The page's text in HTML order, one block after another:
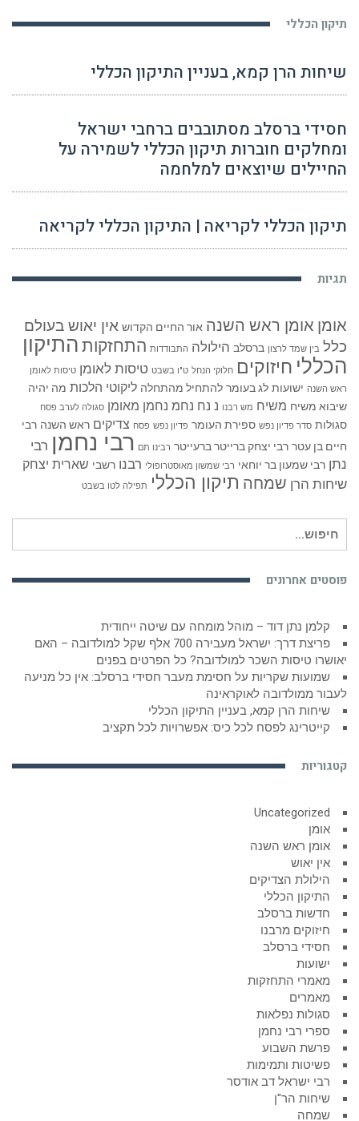
תיקון הכללי
שיחות הרן קמא, בעניין התיקון הכללי
חסידי ברסלב מסתובבים ברחבי ישראל
ומחלקים חוברות תיקון הכללי לשמירה על
החיילים שיוצאים למלחמה
תיקון הכללי לקריאה | התיקון הכללי לקריאה
תגיות
אומן אומן ראש השנה אור החיים הקדוש אין יאוש בעולם
כלל בין שמד לרצון ברסלב הילולה התבודדות התחזקות התיקון
הכללי חיזוקים חלוקי הנחל ט"ו בשבט טיסות לאומן טיסות לאומן
ראש השנה ישועות לג בעומר להתחיל מהתחלה ליקוטי הלכות מה יהיה
שיבוא משיח משיח מש רבנו נ נח נחמ נחמן מאומן סגולה לערב פסח
סגולות סדר פדיון נפש ספירת העומר פדיון נפש פסח צדיקים ראש השנה רבי
חיים בן עטר רבי יצחק ברייטר ברעייטר רבינו תם רבי נחמן רבי
נתן רבי שמעון בר יוחאי רבי שמשון מאוסטרופולי רבנו רשבי שארית יצחק
שיחות הרן שמחה תיקון הכללי תפילה לטו בשבט
עבור:
פוסטים אחרונים
קלמן נתן דוד – מוהל מומחה עם שיטה ייחודית
פריצת דרך: ישראל מעבירה 700 אלף שקל למולדובה – האם
יאושרו טיסות השכר למולדובה? כל הפרטים בפנים
שמועות שקריות על חסימת מעבר חסידי ברסלב: אין כל מניעה
לעבור ממולדובה לאוקראינה
שיחות הרן קמא, בעניין התיקון הכללי
קייטרינג לפסח לכל כיס: אפשרויות לכל תקציב
קטגוריות
Uncategorized
אומן
אומן ראש השנה
אין יאוש
הילולת הצדיקים
התיקון הכללי
חדשות ברסלב
חיזוקים מרבנו
חסידי ברסלב
ישועות
מאמרי התחזקות
מאמרים
סגולות נפלאות
ספרי רבי נחמן
פרשת השבוע
פשיטות ותמימות
רבי ישראל דב אודסר
שיחות הר"ן
שמחה